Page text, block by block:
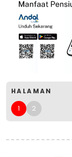
HALAMAN
1 2